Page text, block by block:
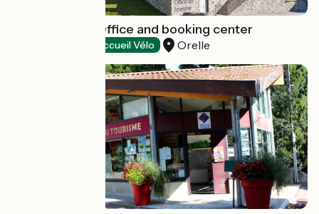
Orelle Tourist Office and booking center
Accueil Vélo Orelle